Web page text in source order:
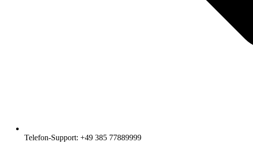
Telefon-Support: +49 385 77889999